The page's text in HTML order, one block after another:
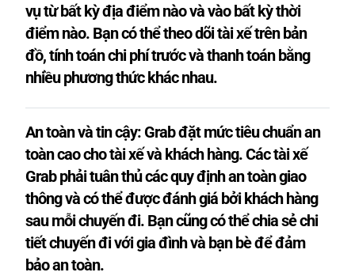
vụ từ bất kỳ địa điểm nào và vào bất kỳ thời
điểm nào. Bạn có thể theo dõi tài xế trên bản
đồ, tính toán chi phí trước và thanh toán bằng
nhiều phương thức khác nhau.
An toàn và tin cậy: Grab đặt mức tiêu chuẩn an
toàn cao cho tài xế và khách hàng. Các tài xế
Grab phải tuân thủ các quy định an toàn giao
thông và có thể được đánh giá bởi khách hàng
sau mỗi chuyến đi. Bạn cũng có thể chia sẻ chi
tiết chuyến đi với gia đình và bạn bè để đảm
bảo an toàn.